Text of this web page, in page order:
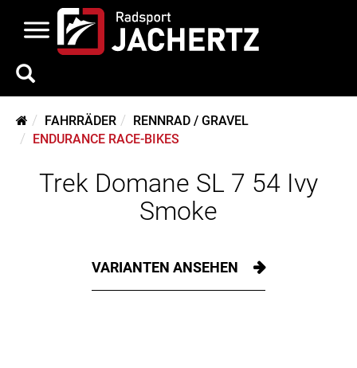
FAHRRÄDER
RENNRAD / GRAVEL
ENDURANCE RACE-BIKES
Trek Domane SL 7 54 Ivy
Smoke
VARIANTEN ANSEHEN